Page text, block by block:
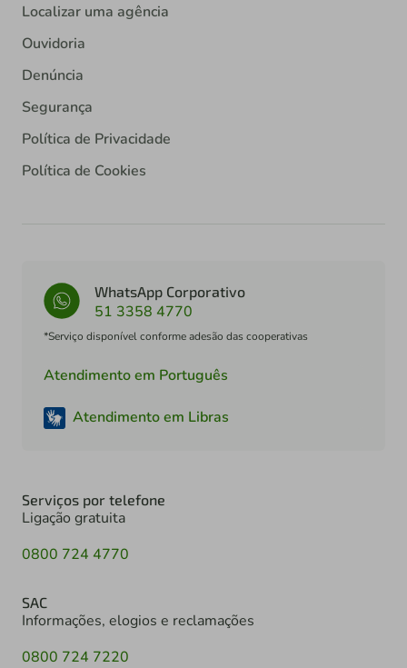
Localizar uma agência
Ouvidoria
Denúncia
Segurança
Política de Privacidade
Política de Cookies
WhatsApp Corporativo
51 3358 4770
*Serviço disponível conforme adesão das cooperativas
Atendimento em Português
Atendimento em Libras
Serviços por telefone
Ligação gratuita
0800 724 4770
SAC
Informações, elogios e reclamações
0800 724 7220